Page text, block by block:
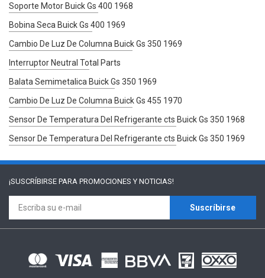
Soporte Motor Buick Gs 400 1968
Bobina Seca Buick Gs 400 1969
Cambio De Luz De Columna Buick Gs 350 1969
Interruptor Neutral Total Parts
Balata Semimetalica Buick Gs 350 1969
Cambio De Luz De Columna Buick Gs 455 1970
Sensor De Temperatura Del Refrigerante cts Buick Gs 350 1968
Sensor De Temperatura Del Refrigerante cts Buick Gs 350 1969
¡SUSCRÍBIRSE PARA PROMOCIONES Y NOTICIAS!
Suscríbirse